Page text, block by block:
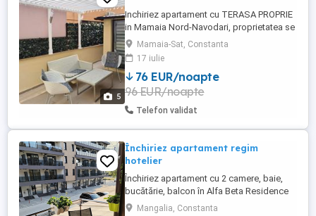
5
Inchiriez apartament cu TERASA PROPRIE
in Mamaia Nord-Navodari, proprietatea se
afla la 3 minute de mers pe jos fata de
plaja, in apropiere este plaja Zanzibar,
plaja Oneiro si faleza Alezzi iar la 2 min de
mers pe jos se gaseste Lidl. Apartamentul
se afla la parterul blocului nou construit,
dormitorul ...
Mamaia-Sat, Constanta
17 iulie
76 EUR/noapte
96 EUR/noapte
Telefon validat
Închiriez apartament regim
hotelier
Închiriez apartament cu 2 camere, baie,
bucătărie, balcon în Alfa Beta Residence
Saturn. Preț în funcție de perioada
Mangalia, Constanta